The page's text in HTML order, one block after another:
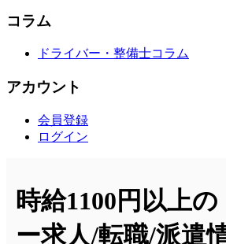
コラム
ドライバー・整備士コラム
アカウント
会員登録
ログイン
時給1100円以上
ー求人/転職/派遣